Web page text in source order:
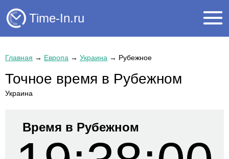
Time-In.ru
Главная → Европа → Украина → Рубежное
Точное время в Рубежном
Украина
Время в Рубежном